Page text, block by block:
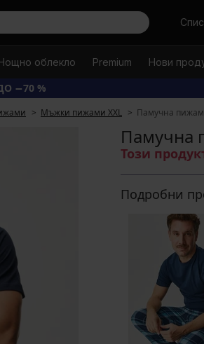
Търси
облекло Premium Нови
−70 %
Мъжки пижами XXL Памучна
Памучна
Този
Подробни